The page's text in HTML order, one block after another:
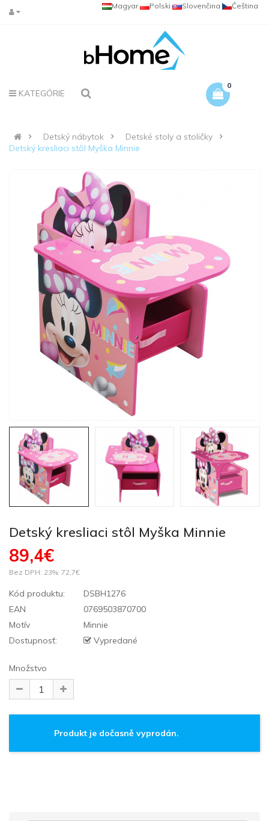
Čeština
Slovenčina
Polski
Magyar
KATEGÓRIE
0
Detský nábytok
Detské stoly a stoličky
Detský kresliaci stôl Myška Minnie
Detský kresliaci stôl Myška Minnie
89,4€
Bez DPH: 23%: 72,7€
Kód produktu:
DSBH1276
EAN
0769503870700
Motív
Minnie
Dostupnosť:
Vypredané
Množstvo
Produkt je dočasně vyprodán.